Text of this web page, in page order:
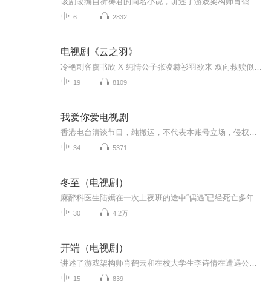
6 2832
电视剧《云之羽》
19 8109
我爱你爱电视剧
34 5371
冬至（电视剧）
30 4.2万
开端（电视剧）
15 839